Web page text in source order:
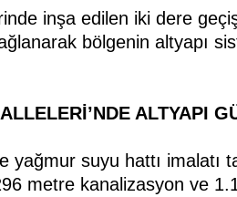
inşa edilen iki dere
bölgenin altyapı
ALTYAPI
yağmur suyu hattı imalatı
metre kanalizasyon ve